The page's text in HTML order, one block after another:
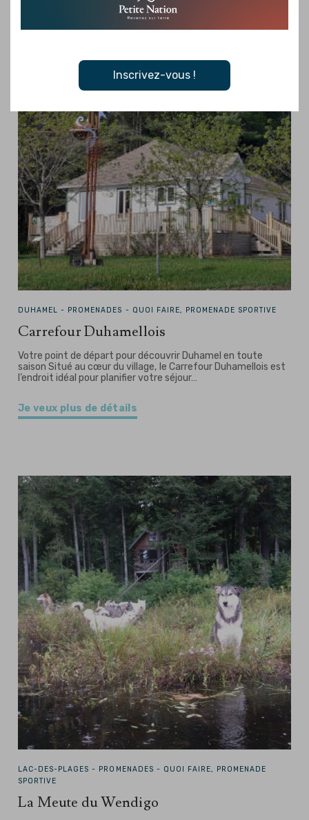
Inscrivez-vous !
DUHAMEL - PROMENADES - QUOI FAIRE, PROMENADE SPORTIVE
Carrefour Duhamellois
Votre point de départ pour découvrir Duhamel en toute
saison Situé au cœur du village, le Carrefour Duhamellois est
l’endroit idéal pour planifier votre séjour…
Je veux plus de détails
LAC-DES-PLAGES - PROMENADES - QUOI FAIRE, PROMENADE
SPORTIVE
La Meute du Wendigo